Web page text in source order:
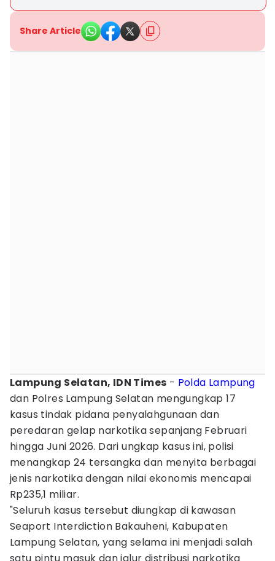
Share Article
Lampung Selatan, IDN Times - Polda Lampung
dan Polres Lampung Selatan mengungkap 17
kasus tindak pidana penyalahgunaan dan
peredaran gelap narkotika sepanjang Februari
hingga Juni 2026. Dari ungkap kasus ini, polisi
menangkap 24 tersangka dan menyita berbagai
jenis narkotika dengan nilai ekonomis mencapai
Rp235,1 miliar.
"Seluruh kasus tersebut diungkap di kawasan
Seaport Interdiction Bakauheni, Kabupaten
Lampung Selatan, yang selama ini menjadi salah